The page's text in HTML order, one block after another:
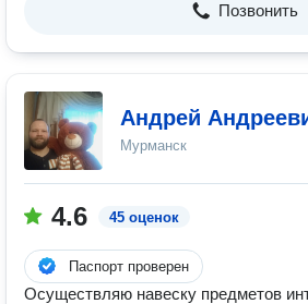
Позвонить
Андрей
Мурманск
4.6 45 оценок
Паспорт проверен
Осуществляю навеску предметов